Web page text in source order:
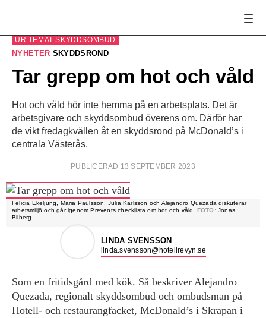
UR TEMATSKYDDSOMBUD
NYHETER SKYDDSROND
Tar grepp om hot och våld
Hot och våld hör inte hemma på en arbetsplats. Det är
arbetsgivare och skyddsombud överens om. Därför har
de vikt fredagkvällen åt en skyddsrond på McDonald’s i
centrala Västerås.
PUBLICERAD 13 SEPTEMBER 2023
Felicia Ekeljung, Maria Paulsson, Julia Karlsson och Alejandro Quezada diskuterar
arbetsmiljö och går igenom Prevents checklista om hot och våld. FOTO:Jonas
Bilberg
LINDA SVENSSON
linda.svensson@hotellrevyn.se
Som en fritidsgård med kök. Så beskriver Alejandro
Quezada, regionalt skyddsombud och ombudsman på
Hotell- och restaurangfacket, McDonald’s i Skrapan i